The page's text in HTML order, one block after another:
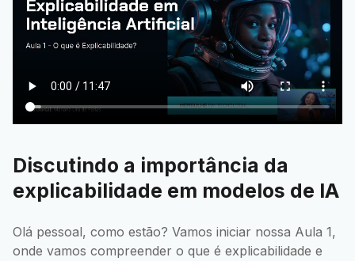
Discutindo a importância da
explicabilidade em modelos de IA
Olá pessoal, como estão? Vamos iniciar nossa Aula 1,
onde vamos compreender o que é explicabilidade e